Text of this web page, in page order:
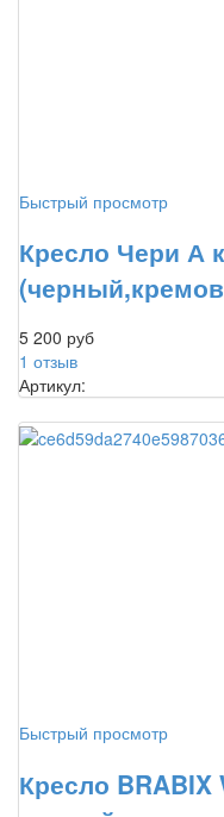
Быстрый просмотр
Кресло Чери А
5 200 руб
1 отзыв
Артикул:
Быстрый просмотр
Кресло BRABIX